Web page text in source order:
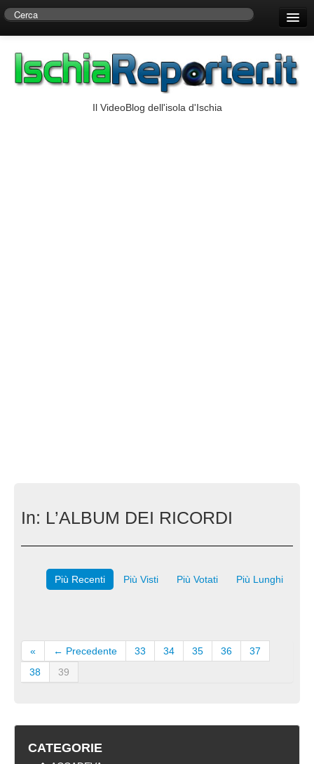
Centro di Ricerche Storiche D’Ambra
Il VideoBlog dell'isola d'Ischia
In: L’ALBUM DEI RICORDI
Più Recenti Più Visti Più Votati Più Lunghi
« ← Precedente 33 34 35 36
37
38
39
CATEGORIE